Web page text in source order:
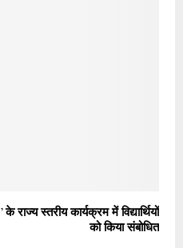
राज्य स्तरीय कार्यक्रम में विद्यार्थियों
को किया संबोधित